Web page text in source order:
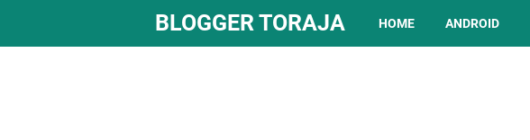
BLOGGER TORAJA HOME ANDROID